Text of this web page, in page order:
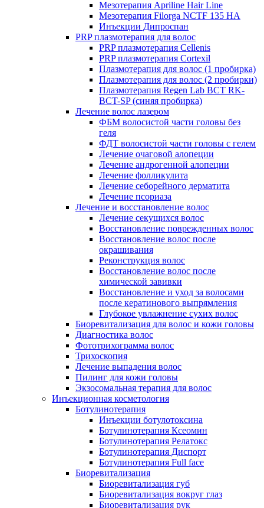
Мезотерапия Apriline Hair Line
Мезотерапия Filorga NCTF 135 HA
Инъекции Дипроспан
PRP плазмотерапия для волос
PRP плазмотерапия Cellenis
PRP плазмотерапия Cortexil
Плазмотерапия для волос (1 пробирка)
Плазмотерапия для волос (2 пробирки)
Плазмотерапия Regen Lab BCT RK-
BCT-SP (синяя пробирка)
Лечение волос лазером
ФБМ волосистой части головы без
геля
ФДТ волосистой части головы с гелем
Лечение очаговой алопеции
Лечение андрогенной алопеции
Лечение фолликулита
Лечение себорейного дерматита
Лечение псориаза
Лечение и восстановление волос
Лечение секущихся волос
Восстановление поврежденных волос
Восстановление волос после
окрашивания
Реконструкция волос
Восстановление волос после
химической завивки
Восстановление и уход за волосами
после кератинового выпрямления
Глубокое увлажнение сухих волос
Биоревитализация для волос и кожи головы
Диагностика волос
Фототрихограмма волос
Трихоскопия
Лечение выпадения волос
Пилинг для кожи головы
Экзосомальная терапия для волос
Инъекционная косметология
Ботулинотерапия
Инъекции ботулотоксина
Ботулинотерапия Ксеомин
Ботулинотерапия Релатокс
Ботулинотерапия Диспорт
Ботулинотерапия Full face
Биоревитализация
Биоревитализация губ
Биоревитализация вокруг глаз
Биоревитализация рук